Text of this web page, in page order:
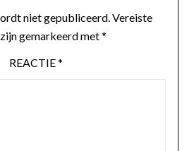
niet gepubliceerd. Vereiste
gemarkeerd met*
REACTIE*